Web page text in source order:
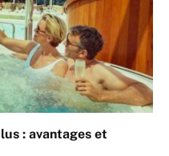
: avantages et